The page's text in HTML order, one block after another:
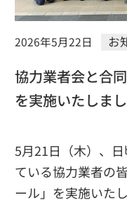
2026年5月22日 お
協力業者会と合
を実施いたしま
5月21日（木）、
ている協力業者の
ール」を実施いた